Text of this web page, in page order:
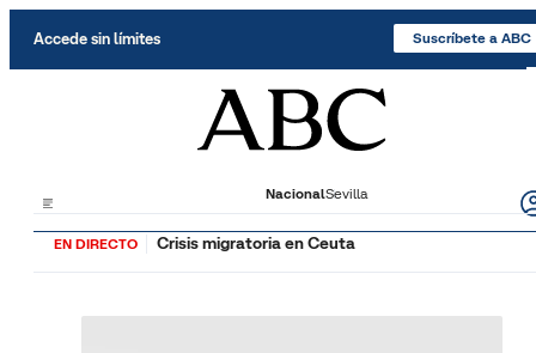
Accede sin límites Suscríbete a ABC
NacionalSevilla
EN DIRECTO Crisis migratoria en Ceuta